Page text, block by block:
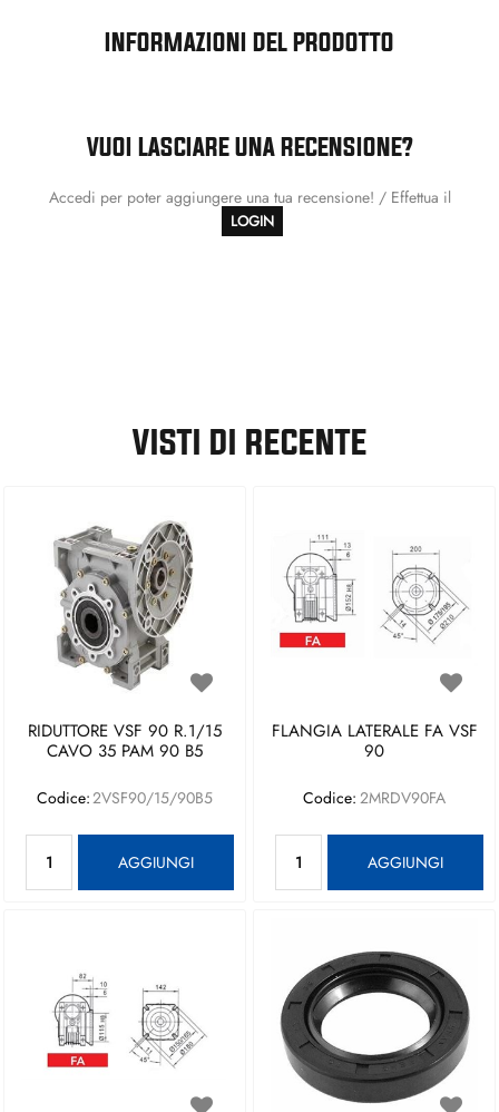
INFORMAZIONI DEL PRODOTTO
VUOI LASCIARE UNA RECENSIONE?
Accedi per poter aggiungere una tua recensione! / Effettua il
LOGIN
VISTI DI RECENTE
RIDUTTORE VSF 90 R.1/15
CAVO 35 PAM 90 B5
Codice:2VSF90/15/90B5
AGGIUNGI
FLANGIA LATERALE FA VSF
90
Codice: 2MRDV90FA
AGGIUNGI